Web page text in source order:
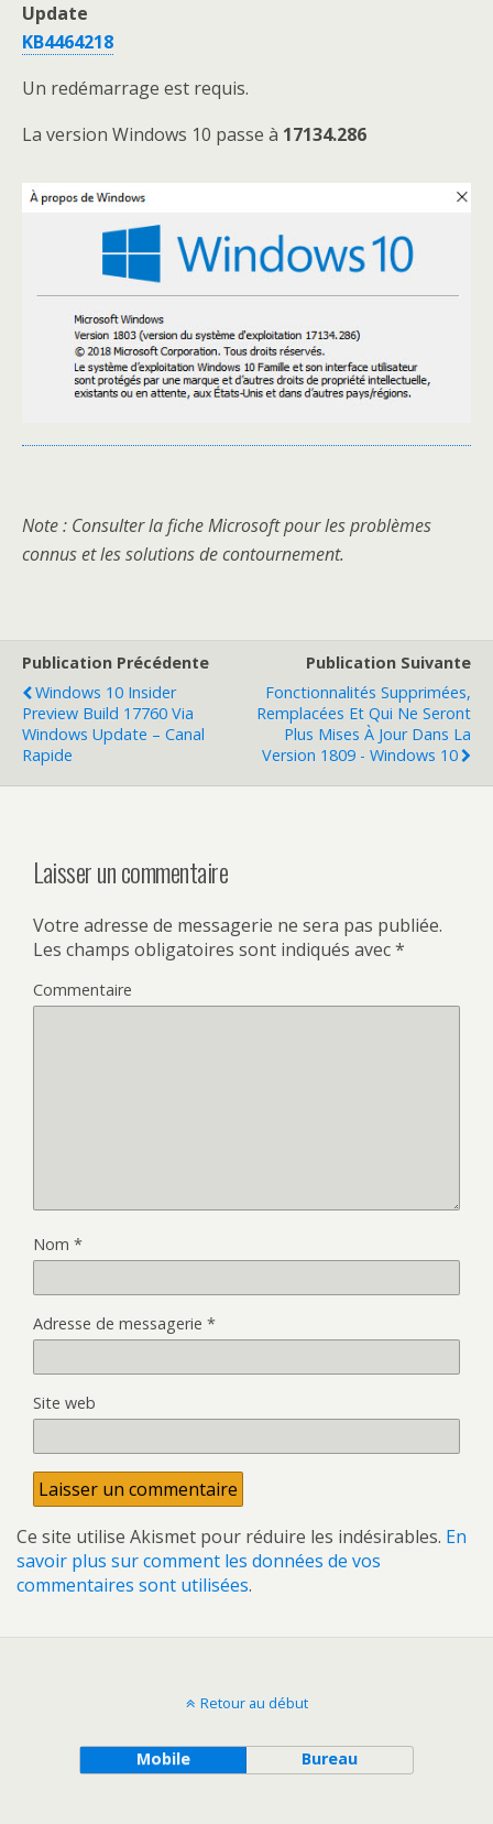
Update
KB4464218
Un redémarrage est requis.
La version Windows 10 passe à 17134.286
Note: Consulter la fiche Microsoft pour les problèmes
connus et les solutions de contournement.
Publication Précédente
Windows 10 Insider
Preview Build 17760 Via
Windows Update – Canal
Rapide
Publication Suivante
Fonctionnalités Supprimées,
Remplacées Et Qui Ne Seront
Plus Mises À Jour Dans La
Version 1809 - Windows 10
Laisser un commentaire
Votre adresse de messagerie ne sera pas publiée.
Les champs obligatoires sont indiqués avec*
Commentaire
Nom *
Adresse de messagerie *
Site web
Ce site utilise Akismet pour réduire les indésirables. En
savoir plus sur comment les données de vos
commentaires sont utilisées.
Retour au début
Mobile Bureau